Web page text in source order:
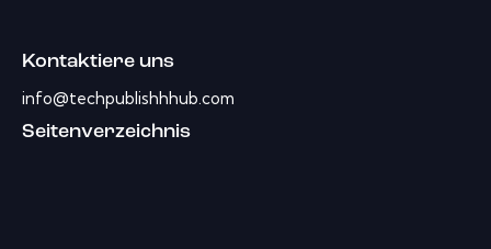
Kontaktiere uns
info@techpublishhhub.com
Seitenverzeichnis